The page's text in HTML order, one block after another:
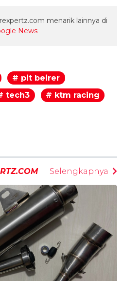
menarik lainnya di
News
# pit beirer
tech3 # ktm racing
Selengkapnya